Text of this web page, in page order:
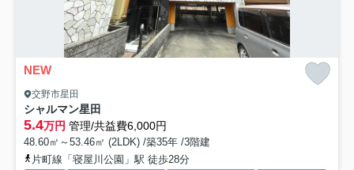
NEW
交野市星田
シャルマン星田
5.4万円 管理/共益費6,000円
48.60㎡～53.46㎡ (2LDK) /築35年 /3階建
片町線「寝屋川公園」駅 徒歩28分